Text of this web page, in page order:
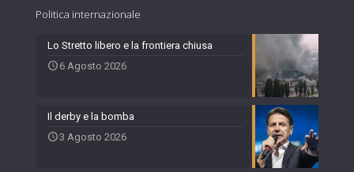
Politica internazionale
Lo Stretto libero e la frontiera chiusa
6 Agosto 2026
Il derby e la bomba
3 Agosto 2026